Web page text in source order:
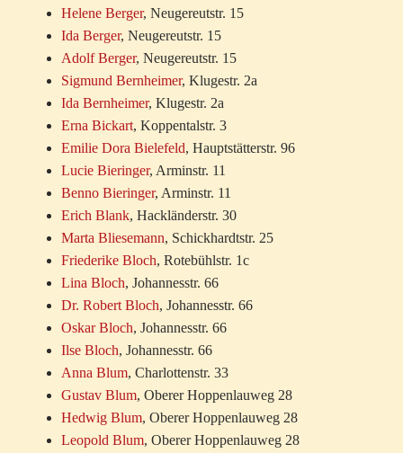
Helene Berger, Neugereutstr. 15
Ida Berger, Neugereutstr. 15
Adolf Berger, Neugereutstr. 15
Sigmund Bernheimer, Klugestr. 2a
Ida Bernheimer, Klugestr. 2a
Erna Bickart, Koppentalstr. 3
Emilie Dora Bielefeld, Hauptstätterstr. 96
Lucie Bieringer, Arminstr. 11
Benno Bieringer, Arminstr. 11
Erich Blank, Hackländerstr. 30
Marta Bliesemann, Schickhardtstr. 25
Friederike Bloch, Rotebühlstr. 1c
Lina Bloch, Johannesstr. 66
Dr. Robert Bloch, Johannesstr. 66
Oskar Bloch, Johannesstr. 66
Ilse Bloch, Johannesstr. 66
Anna Blum, Charlottenstr. 33
Gustav Blum, Oberer Hoppenlauweg 28
Hedwig Blum, Oberer Hoppenlauweg 28
Leopold Blum, Oberer Hoppenlauweg 28